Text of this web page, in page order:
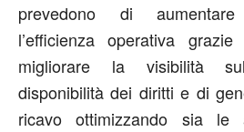
prevedono di aumentare
l’efficienza operativa grazie
migliorare la visibilità
disponibilità dei diritti e di
ricavo ottimizzando sia le